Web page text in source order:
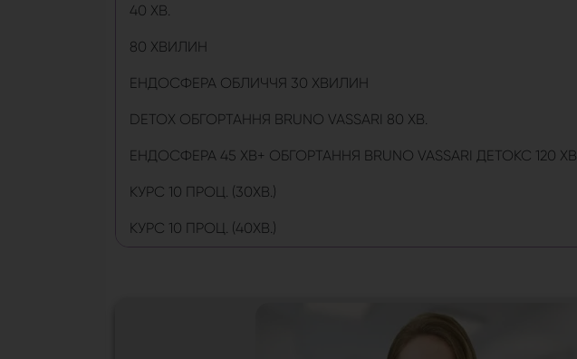
40 ХВ.
80 ХВИЛИН
ЕНДОСФЕРА ОБЛИЧЧЯ 30 ХВИЛИН
DETOX ОБГОРТАННЯ BRUNO VASSARI 80 ХВ.
ЕНДОСФЕРА 45 ХВ+ ОБГОРТАННЯ BRUNO VASSARI ДЕТОКС 120 ХВ
КУРС 10 ПРОЦ. (30ХВ.)
КУРС 10 ПРОЦ. (40ХВ.)